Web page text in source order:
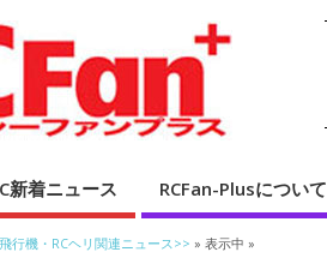
新着ニュース RCFan-Plusについて
行機・RCヘリ関連ニュース>> » 表示中 »